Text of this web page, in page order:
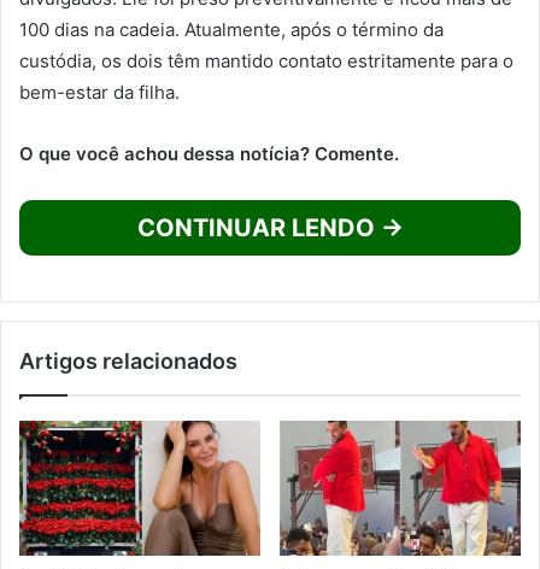
100 dias na cadeia. Atualmente, após o término da
custódia, os dois têm mantido contato estritamente para o
bem-estar da filha.
O que você achou dessa notícia? Comente.
CONTINUAR LENDO →
Artigos relacionados